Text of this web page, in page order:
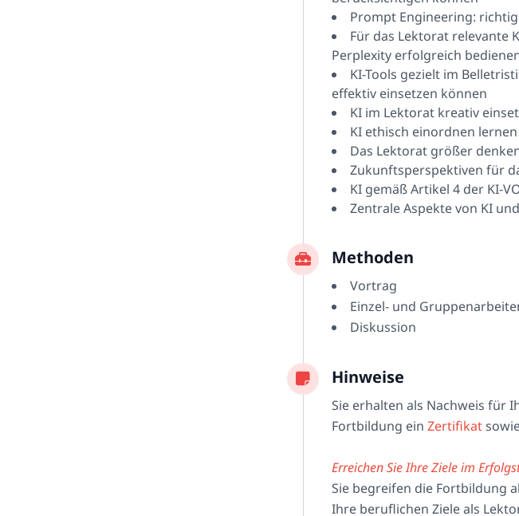
Prompt Engineering:
Für das Lektorat relevante
Perplexity erfolgreich
KI-Tools gezielt im
effektiv einsetzen können
KI im Lektorat kreativ
KI ethisch einordnen lernen
Das Lektorat größer
Zukunftsperspektiven für
KI gemäß Artikel 4 der KI-
Zentrale Aspekte von KI
Methoden
Vortrag
Einzel- und
Diskussion
Hinweise
Sie erhalten als Nachweis für
Fortbildung ein Zertifikat
Erreichen Sie Ihre Ziele im
Sie begreifen die Fortbildung
Ihre beruflichen Ziele als